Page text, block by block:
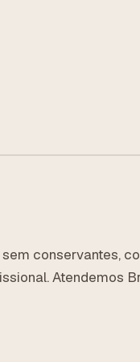
conservantes,
Atendemos